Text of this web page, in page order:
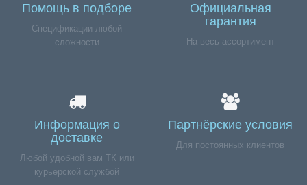
Помощь в подборе
Спецификации любой
сложности
Официальная
гарантия
На весь ассортимент
Информация о
доставке
Любой удобной вам ТК или
курьерской службой
Партнёрские условия
Для постоянных клиентов